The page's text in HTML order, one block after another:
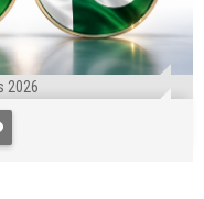
2026